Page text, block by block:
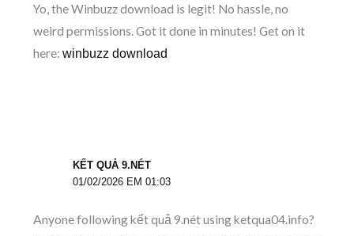
Yo, the Winbuzz download is legit! No hassle, no
weird permissions. Got it done in minutes! Get on it
here: winbuzz download
KẾT QUẢ 9.NÉT
01/02/2026 EM 01:03
Anyone following kết quả 9.nét using ketqua04.info?